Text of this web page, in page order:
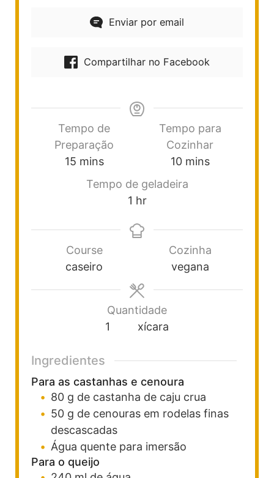
Enviar por email
Compartilhar no Facebook
Tempo de
Preparação
15 mins
Tempo para
Cozinhar
10 mins
Tempo de geladeira
1 hr
Course
caseiro
Cozinha
vegana
Quantidade
1
xícara
Ingredientes
Para as castanhas e cenoura
80 g de castanha de caju crua
50 g de cenouras em rodelas finas
descascadas
Água quente para imersão
Para o queijo